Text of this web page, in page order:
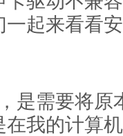
起来看看
是需要将原
我的计算